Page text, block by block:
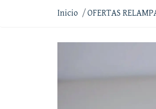
Inicio OFERTAS